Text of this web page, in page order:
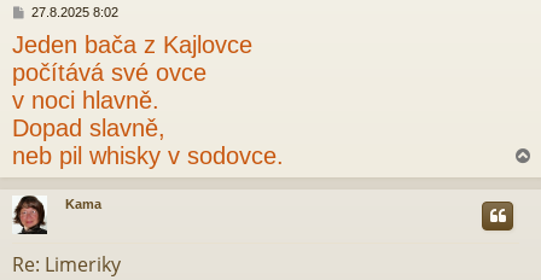
P
í
s
p
v
e
k
27.8.2025 8:02
Jeden bača z Kajlovce
počítává své ovce
v noci hlavně.
Dopad slavně,
neb pil whisky v sodovce.
a
Kama
Re: Limeriky